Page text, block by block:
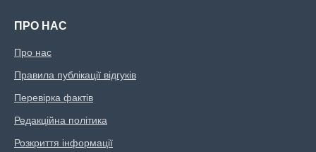
ПРО НАС
Про нас
Правила публікації відгуків
Перевірка фактів
Редакційна політика
Розкриття інформації